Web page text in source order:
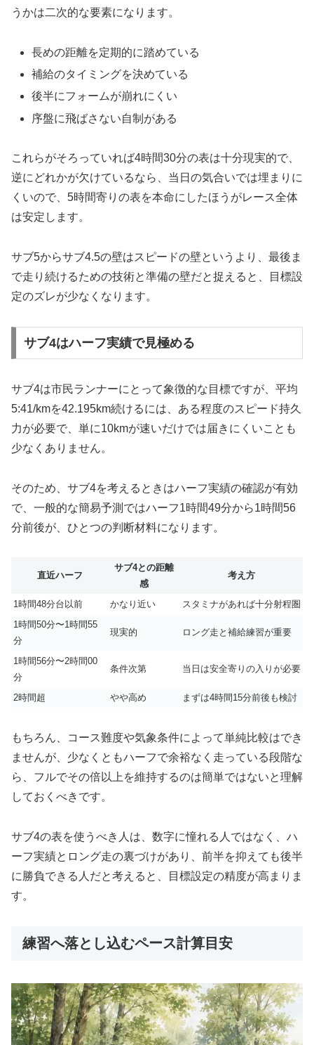
うかは二次的な要素になります。
長めの距離を定期的に踏めている
補給のタイミングを決めている
後半にフォームが崩れにくい
序盤に飛ばさない自制がある
これらがそろっていれば4時間30分の表は十分現実的で、
逆にどれかが欠けているなら、当日の気合いでは埋まりに
くいので、5時間寄りの表を本命にしたほうがレース全体
は安定します。
サブ5からサブ4.5の壁はスピードの壁というより、最後ま
で走り続けるための技術と準備の壁だと捉えると、目標設
定のズレが少なくなります。
サブ4はハーフ実績で見極める
サブ4は市民ランナーにとって象徴的な目標ですが、平均
5:41/kmを42.195km続けるには、ある程度のスピード持久
力が必要で、単に10kmが速いだけでは届きにくいことも
少なくありません。
そのため、サブ4を考えるときはハーフ実績の確認が有効
で、一般的な簡易予測ではハーフ1時間49分から1時間56
分前後が、ひとつの判断材料になります。
直近ハーフ
サブ4との距離
感
考え方
1時間48分台以前 かなり近い
スタミナがあれば十分射程圏
1時間50分〜1時間55
分
現実的 ロング走と補給練習が重要
1時間56分〜2時間00
分
条件次第 当日は安全寄りの入りが必要
2時間超 やや高め まずは4時間15分前後も検討
もちろん、コース難度や気象条件によって単純比較はでき
ませんが、少なくともハーフで余裕なく走っている段階な
ら、フルでその倍以上を維持するのは簡単ではないと理解
しておくべきです。
サブ4の表を使うべき人は、数字に憧れる人ではなく、ハ
ーフ実績とロング走の裏づけがあり、前半を抑えても後半
に勝負できる人だと考えると、目標設定の精度が高まりま
す。
練習へ落とし込むペース計算目安